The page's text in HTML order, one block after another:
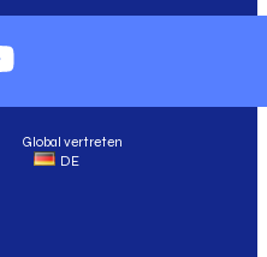
Global vertreten
DE